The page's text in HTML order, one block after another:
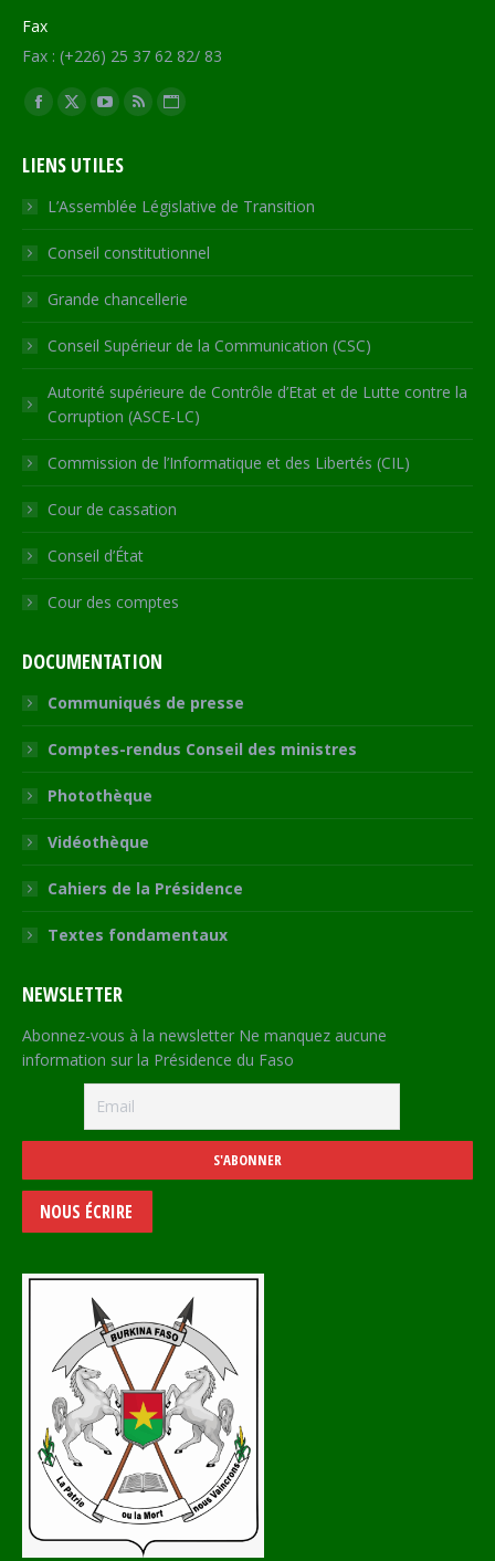
Fax
Fax : (+226) 25 37 62 82/ 83
Trouvez nous sur :
Facebook
opens
in
new
window
X
opens
in
new
window
YouTube
opens
in
new
window
RSS
in
new
window
Site
opens
in
new
LIENS UTILES
L’Assemblée Législative de Transition
Conseil constitutionnel
Grande chancellerie
Conseil Supérieur de la Communication (CSC)
Autorité supérieure de Contrôle d’Etat et de Lutte contre la
Corruption (ASCE-LC)
Commission de l’Informatique et des Libertés (CIL)
Cour de cassation
Conseil d’État
Cour des comptes
DOCUMENTATION
Communiqués de presse
Comptes-rendus Conseil des ministres
Photothèque
Vidéothèque
Cahiers de la Présidence
Textes fondamentaux
NEWSLETTER
Abonnez-vous à la newsletter Ne manquez aucune
information sur la Présidence du Faso
NOUS ÉCRIRE